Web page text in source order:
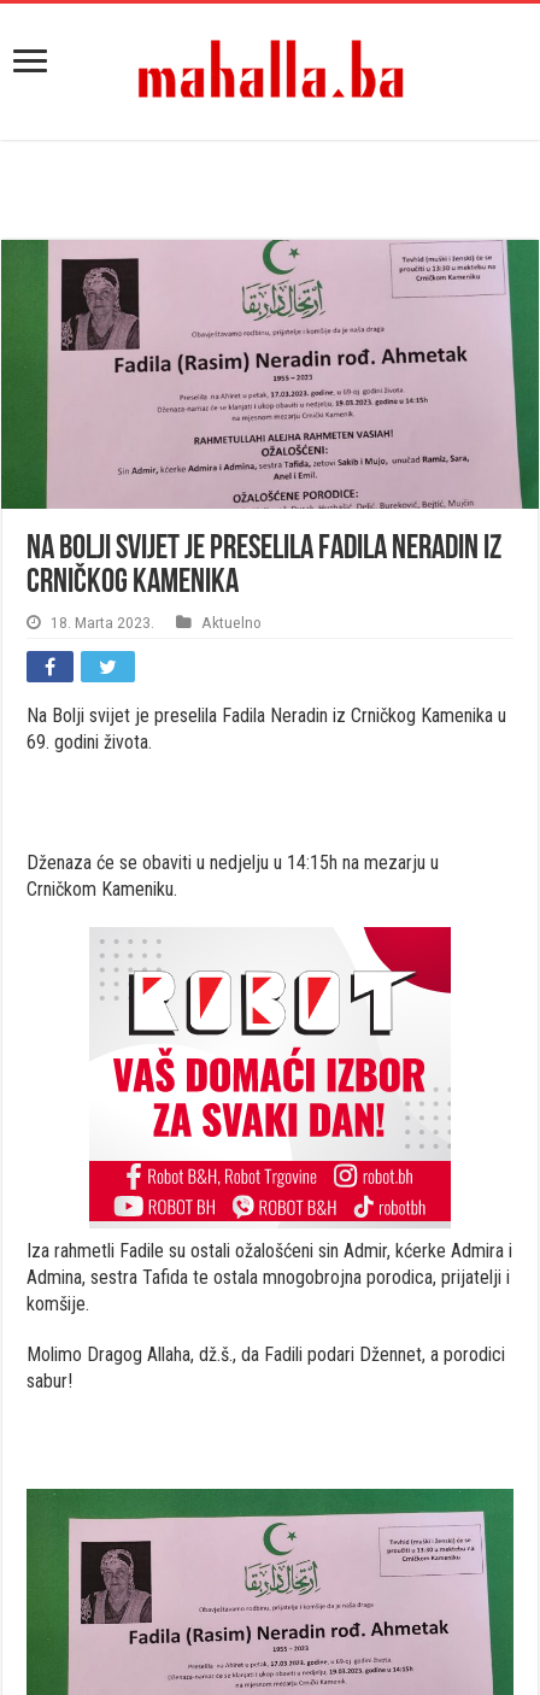
Na Bolji svijet je preselila Fadila Neradin iz
Crničkog Kamenika
18. Marta 2023. Aktuelno
Na Bolji svijet je preselila Fadila Neradin iz Crničkog Kamenika u
69. godini života.
Dženaza će se obaviti u nedjelju u 14:15h na mezarju u
Crničkom Kameniku.
Iza rahmetli Fadile su ostali ožalošćeni sin Admir, kćerke Admira i
Admina, sestra Tafida te ostala mnogobrojna porodica, prijatelji i
komšije.
Molimo Dragog Allaha, dž.š., da Fadili podari Džennet, a porodici
sabur!